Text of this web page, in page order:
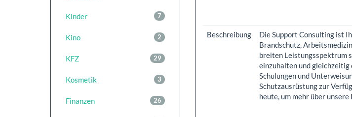
7
Kinder
2
Kino
29
KFZ
3
Kosmetik
26
Finanzen
Beschreibung
Die Support Consulting ist
Brandschutz,
breiten Leistungsspektrum
einzuhalten und
Schulungen und
Schutzausrüstung zur
heute, um mehr über